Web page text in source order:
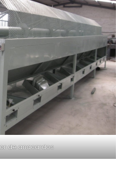
de anacardos